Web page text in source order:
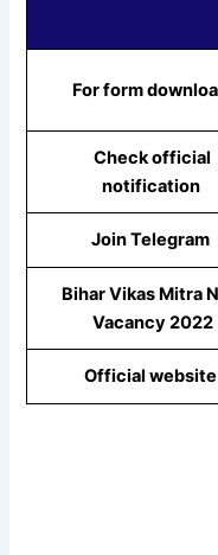
For form
Check official
notification
Join Telegram
Bihar Vikas Mitra
Vacancy 2022
Official website